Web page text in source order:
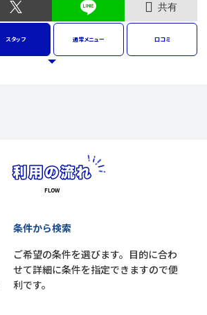
共有
スタッフ 通常メニュー 口コミ
条件から検索
ご希望の条件を選びます。目的に合わ
せて詳細に条件を指定できますので便
利です。